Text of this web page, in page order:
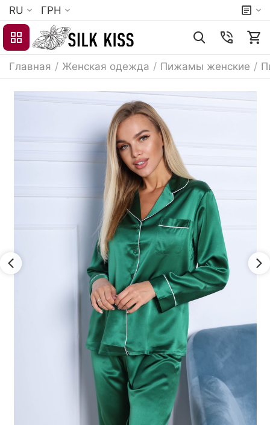
RU ГРН
Главная / Женская одежда / Пижамы женские /